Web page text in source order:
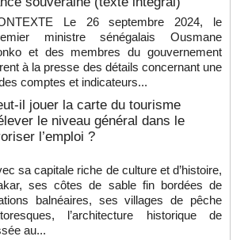
Le 26 septembre 2024, le
ministre sénégalais Ousmane
et des membres du gouvernement
à la presse des détails concernant une
comptes et indicateurs...
il jouer la carte du tourisme
le niveau général dans le
l’emploi ?
sa capitale riche de culture et d’histoire,
ses côtes de sable fin bordées de
balnéaires, ses villages de pêche
l’architecture historique de
au...